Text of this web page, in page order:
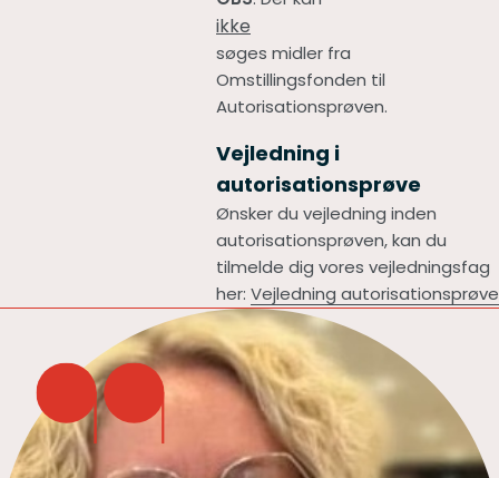
ikke
søges midler fra
Omstillingsfonden til
Autorisationsprøven.
Vejledning i
autorisationsprøve
Ønsker du vejledning inden
autorisationsprøven, kan du
tilmelde dig vores vejledningsfag
her: Vejledning autorisationsprøve